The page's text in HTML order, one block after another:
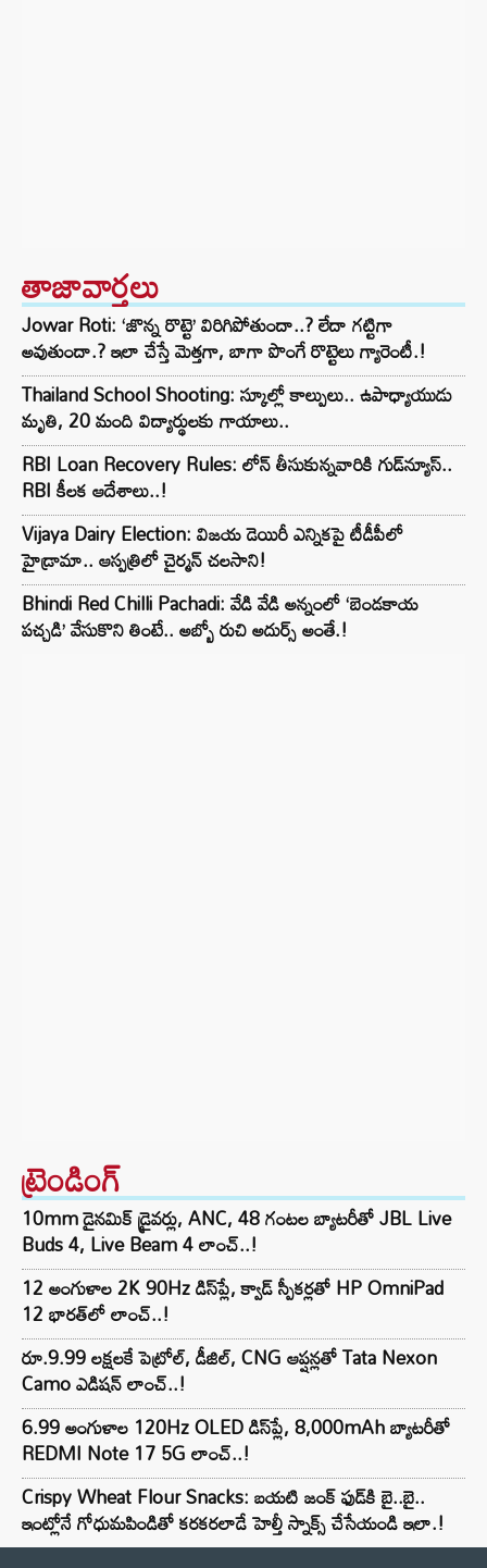
తాజావార్తలు
Jowar Roti: ‘జొన్న రొట్టె’ విరిగిపోతుందా..? లేదా గట్టిగా
అవుతుందా.? ఇలా చేస్తే మెత్తగా, బాగా పొంగే రొట్టెలు గ్యారెంటీ.!
Thailand School Shooting: స్కూల్లో కాల్పులు.. ఉపాధ్యాయుడు
మృతి, 20 మంది విద్యార్థులకు గాయాలు..
RBI Loan Recovery Rules: లోన్ తీసుకున్నవారికి గుడ్‌న్యూస్..
RBI కీలక ఆదేశాలు..!
Vijaya Dairy Election: విజయ డెయిరీ ఎన్నికపై టీడీపీలో
హైడ్రామా.. ఆస్పత్రిలో చైర్మన్ చలసాని!
Bhindi Red Chilli Pachadi: వేడి వేడి అన్నంలో ‘బెండకాయ
పచ్చడి’ వేసుకొని తింటే.. అబ్బో రుచి అదుర్స్ అంతే.!
ట్రెండింగ్‌
10mm డైనమిక్ డ్రైవర్లు, ANC, 48 గంటల బ్యాటరీతో JBL Live
Buds 4, Live Beam 4 లాంచ్..!
12 అంగుళాల 2K 90Hz డిస్‌ప్లే, క్వాడ్ స్పీకర్లతో HP OmniPad
12 భారత్‌లో లాంచ్..!
రూ.9.99 లక్షలకే పెట్రోల్, డీజిల్, CNG ఆప్షన్లతో Tata Nexon
Camo ఎడిషన్ లాంచ్..!
6.99 అంగుళాల 120Hz OLED డిస్‌ప్లే, 8,000mAh బ్యాటరీతో
REDMI Note 17 5G లాంచ్..!
Crispy Wheat Flour Snacks: బయటి జంక్ ఫుడ్‌కి బై..బై..
ఇంట్లోనే గోధుమపిండితో కరకరలాడే హెల్తీ స్నాక్స్ చేసేయండి ఇలా.!